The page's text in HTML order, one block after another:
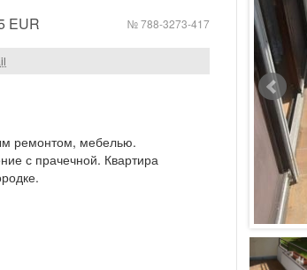
EUR № 788-3273-417
ремонтом, мебелью.
с прачечной. Квартира